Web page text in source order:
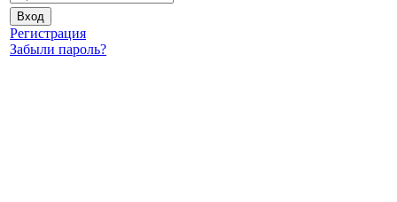
Регистрация
Забыли пароль?